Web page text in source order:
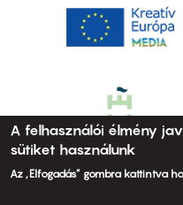
A felhasználói élmény
sütiket használunk
Az „Elfogadás” gombra kattintva